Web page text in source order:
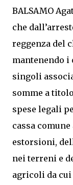
BALSAMO
che
reggenza del
mantenendo
singoli
somme a
spese legali
cassa
estorsioni,
nei terreni e
agricoli da